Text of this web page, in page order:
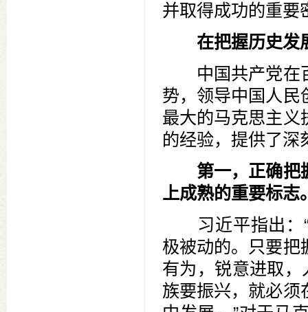
并取得成功的重要
在把握历史发
中国共产党在百
势，领导中国人民
最大的马克思主义
的经验，提供了深
第一，正确把
上成熟的重要标志
习近平指出：“
极被动的。只要把
有为，锐意进取，
族要振兴，就必须